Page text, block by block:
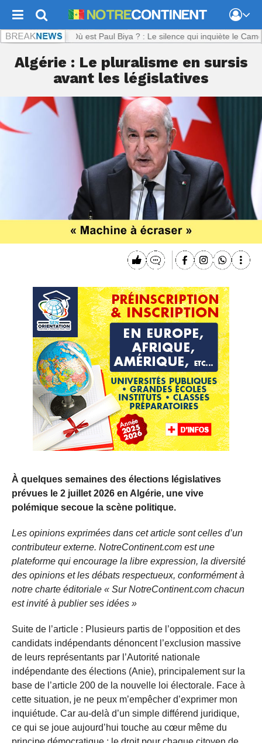
: Où est Paul Biya ? : Le silence qui inquiète le Cameroun
Algérie : Le pluralisme en sursis
avant les législatives
À quelques semaines des élections législatives
prévues le 2 juillet 2026 en Algérie, une vive
polémique secoue la scène politique.
Les opinions exprimées dans cet article sont celles d’un
contributeur externe. NotreContinent.com est une
plateforme qui encourage la libre expression, la diversité
des opinions et les débats respectueux, conformément à
notre charte éditoriale « Sur NotreContinent.com chacun
est invité à publier ses idées »
Suite de l’article : Plusieurs partis de l’opposition et des
candidats indépendants dénoncent l’exclusion massive
de leurs représentants par l’Autorité nationale
indépendante des élections (Anie), principalement sur la
base de l’article 200 de la nouvelle loi électorale. Face à
cette situation, je ne peux m’empêcher d’exprimer mon
inquiétude. Car au-delà d’un simple différend juridique,
ce qui se joue aujourd’hui touche au cœur même du